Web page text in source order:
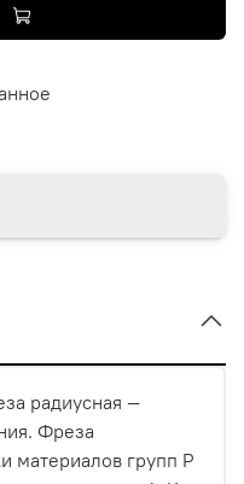
радиусная —
Фреза
материалов групп P